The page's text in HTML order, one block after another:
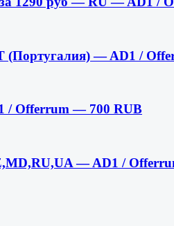
— AD1 /
/ Offerrum — 700 RUB
— AD1 /